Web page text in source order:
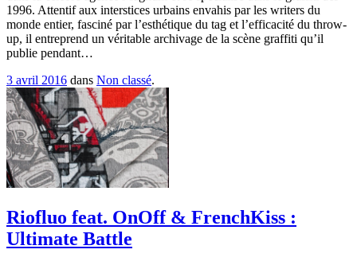
1996. Attentif aux interstices urbains envahis par les writers du
monde entier, fasciné par l’esthétique du tag et l’efficacité du throw-
up, il entreprend un véritable archivage de la scène graffiti qu’il
publie pendant…
3 avril 2016 dans Non classé.
Riofluo feat. OnOff & FrenchKiss :
Ultimate Battle